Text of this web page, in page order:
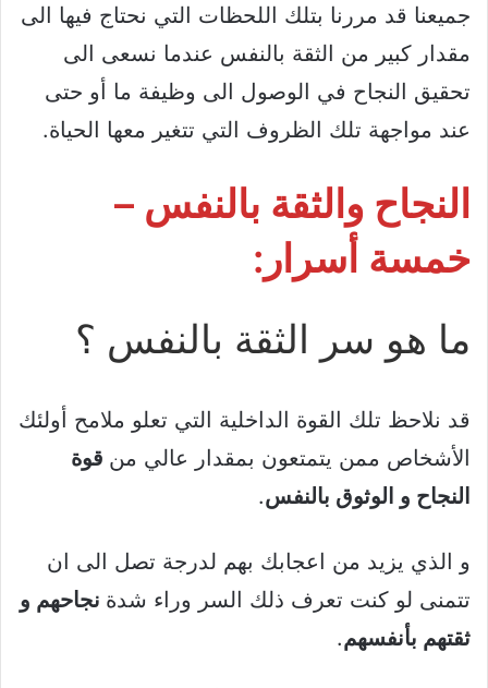
جميعنا قد مررنا بتلك اللحظات التي نحتاج فيها الى
مقدار كبير من الثقة بالنفس عندما نسعى الى
تحقيق النجاح في الوصول الى وظيفة ما أو حتى
عند مواجهة تلك الظروف التي تتغير معها الحياة.
النجاح والثقة بالنفس –
خمسة أسرار:
ما هو سر الثقة بالنفس ؟
قد نلاحظ تلك القوة الداخلية التي تعلو ملامح أولئك
الأشخاص ممن يتمتعون بمقدار عالي من قوة
النجاح و الوثوق بالنفس.
و الذي يزيد من اعجابك بهم لدرجة تصل الى ان
تتمنى لو كنت تعرف ذلك السر وراء شدة نجاحهم و
ثقتهم بأنفسهم.